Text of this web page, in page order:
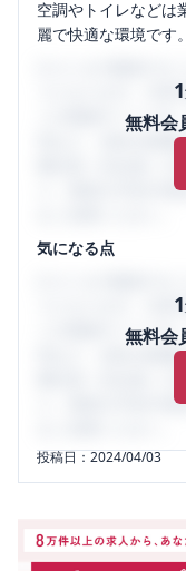
空調やトイレなどは
麗で快適な環境です
無料会
うになります。
ミの投稿サイトで
判など、女性の転
輩社員（元社員）
り、将来の不安や
気になる点
無料会
うになります。
ミの投稿サイトで
判など、女性の転
輩社員（元社員）
り、将来の不安や
投稿日：2024/04/03